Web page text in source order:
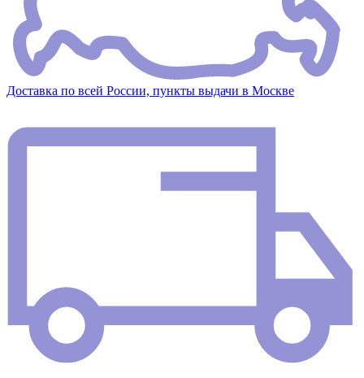
Доставка по всей России, пункты выдачи в Москве